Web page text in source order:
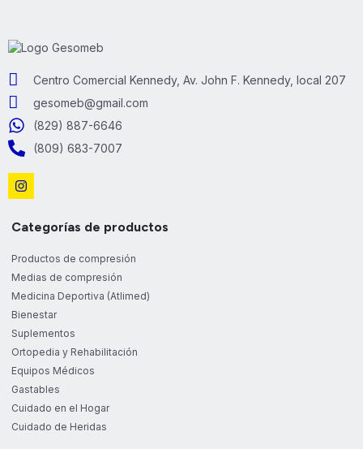
Centro Comercial Kennedy, Av. John F. Kennedy, local 207
gesomeb@gmail.com
(829) 887-6646
(809) 683-7007
Categorías de productos
Productos de compresión
Medias de compresión
Medicina Deportiva (Atlimed)
Bienestar
Suplementos
Ortopedia y Rehabilitación
Equipos Médicos
Gastables
Cuidado en el Hogar
Cuidado de Heridas